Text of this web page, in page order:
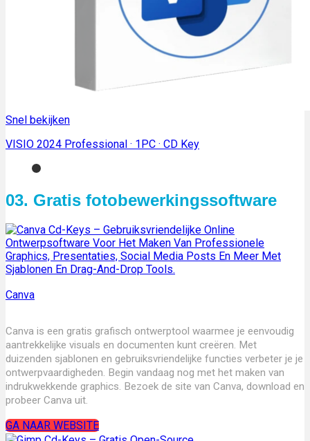
Snel bekijken
VISIO 2024 Professional · 1PC · CD Key
03. Gratis fotobewerkingssoftware
Canva
Canva is een gratis grafisch ontwerptool waarmee je eenvoudig
aantrekkelijke visuals en documenten kunt creëren. Met
duizenden sjablonen en gebruiksvriendelijke functies verbeter je je
ontwerpvaardigheden. Begin vandaag nog met het maken van
indrukwekkende graphics. Bezoek de site van Canva, download en
probeer Canva uit.
GA NAAR WEBSITE